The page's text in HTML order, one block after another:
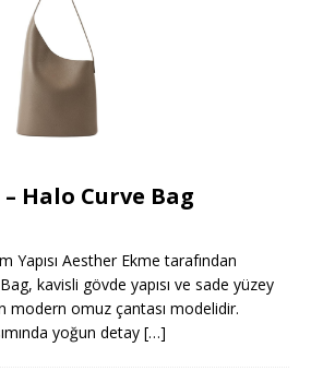
Halo Curve Bag
Yapısı Aesther Ekme tarafından
kavisli gövde yapısı ve sade yüzey
modern omuz çantası modelidir.
yoğun detay […]